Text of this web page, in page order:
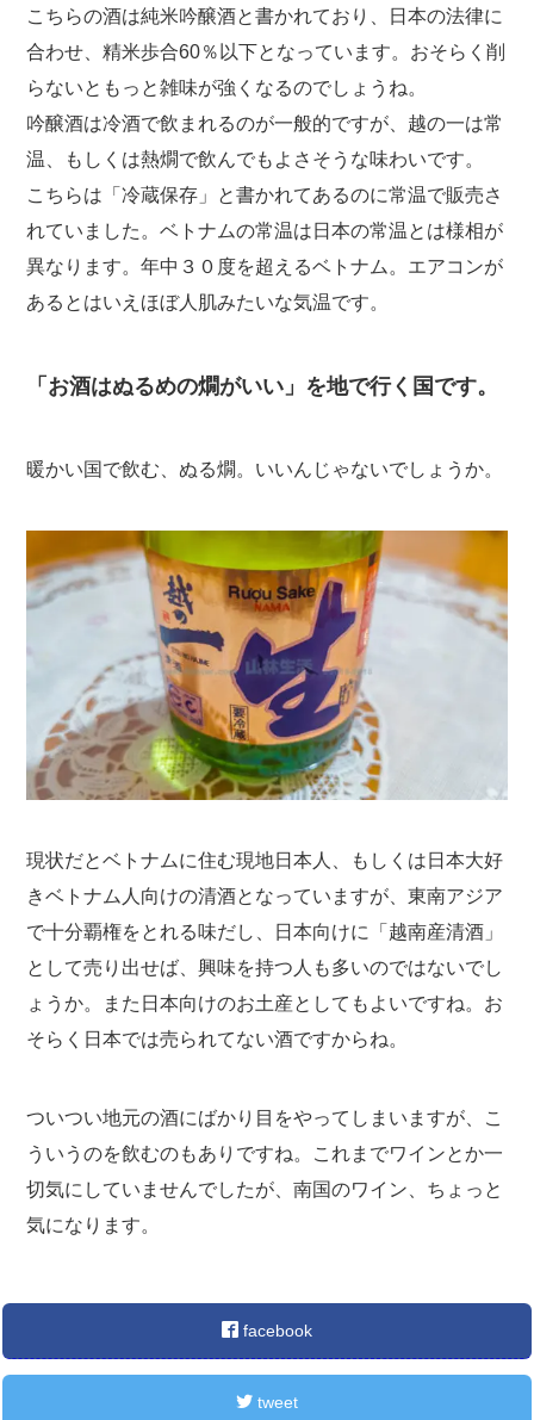
こちらの酒は純米吟醸酒と書かれており、日本の法律に
合わせ、精米歩合60％以下となっています。おそらく削
らないともっと雑味が強くなるのでしょうね。
吟醸酒は冷酒で飲まれるのが一般的ですが、越の一は常
温、もしくは熱燗で飲んでもよさそうな味わいです。
こちらは「冷蔵保存」と書かれてあるのに常温で販売さ
れていました。ベトナムの常温は日本の常温とは様相が
異なります。年中３０度を超えるベトナム。エアコンが
あるとはいえほぼ人肌みたいな気温です。
「お酒はぬるめの燗がいい」を地で行く国です。
暖かい国で飲む、ぬる燗。いいんじゃないでしょうか。
現状だとベトナムに住む現地日本人、もしくは日本大好
きベトナム人向けの清酒となっていますが、東南アジア
で十分覇権をとれる味だし、日本向けに「越南産清酒」
として売り出せば、興味を持つ人も多いのではないでし
ょうか。また日本向けのお土産としてもよいですね。お
そらく日本では売られてない酒ですからね。
ついつい地元の酒にばかり目をやってしまいますが、こ
ういうのを飲むのもありですね。これまでワインとか一
切気にしていませんでしたが、南国のワイン、ちょっと
気になります。
facebook
tweet